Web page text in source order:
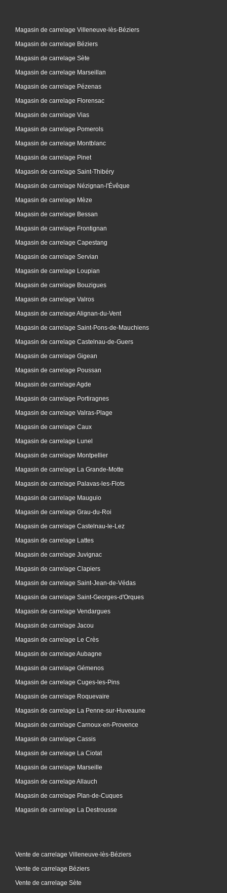
Magasin de carrelage Villeneuve-lès-Béziers
Magasin de carrelage Béziers
Magasin de carrelage Sète
Magasin de carrelage Marseillan
Magasin de carrelage Pézenas
Magasin de carrelage Florensac
Magasin de carrelage Vias
Magasin de carrelage Pomerols
Magasin de carrelage Montblanc
Magasin de carrelage Pinet
Magasin de carrelage Saint-Thibéry
Magasin de carrelage Nézignan-l'Évêque
Magasin de carrelage Mèze
Magasin de carrelage Bessan
Magasin de carrelage Frontignan
Magasin de carrelage Capestang
Magasin de carrelage Servian
Magasin de carrelage Loupian
Magasin de carrelage Bouzigues
Magasin de carrelage Valros
Magasin de carrelage Alignan-du-Vent
Magasin de carrelage Saint-Pons-de-Mauchiens
Magasin de carrelage Castelnau-de-Guers
Magasin de carrelage Gigean
Magasin de carrelage Poussan
Magasin de carrelage Agde
Magasin de carrelage Portiragnes
Magasin de carrelage Valras-Plage
Magasin de carrelage Caux
Magasin de carrelage Lunel
Magasin de carrelage Montpellier
Magasin de carrelage La Grande-Motte
Magasin de carrelage Palavas-les-Flots
Magasin de carrelage Mauguio
Magasin de carrelage Grau-du-Roi
Magasin de carrelage Castelnau-le-Lez
Magasin de carrelage Lattes
Magasin de carrelage Juvignac
Magasin de carrelage Clapiers
Magasin de carrelage Saint-Jean-de-Védas
Magasin de carrelage Saint-Georges-d'Orques
Magasin de carrelage Vendargues
Magasin de carrelage Jacou
Magasin de carrelage Le Crès
Magasin de carrelage Aubagne
Magasin de carrelage Gémenos
Magasin de carrelage Cuges-les-Pins
Magasin de carrelage Roquevaire
Magasin de carrelage La Penne-sur-Huveaune
Magasin de carrelage Carnoux-en-Provence
Magasin de carrelage Cassis
Magasin de carrelage La Ciotat
Magasin de carrelage Marseille
Magasin de carrelage Allauch
Magasin de carrelage Plan-de-Cuques
Magasin de carrelage La Destrousse
Vente de carrelage Villeneuve-lès-Béziers
Vente de carrelage Béziers
Vente de carrelage Sète